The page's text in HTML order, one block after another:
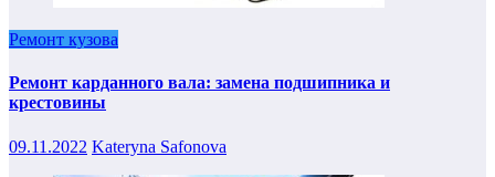
Ремонт кузова
Ремонт карданного вала: замена подшипника и
крестовины
09.11.2022 Kateryna Safonova